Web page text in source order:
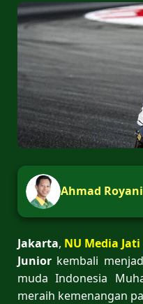
Ahmad
Jakarta, NU Media
Junior kembali
muda Indonesia
meraih kemenangan